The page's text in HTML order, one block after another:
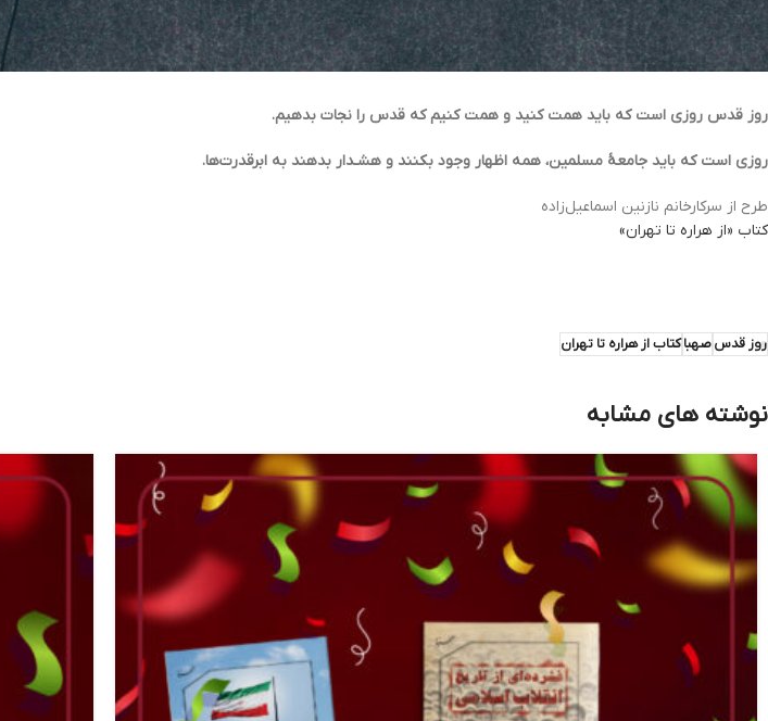
روز قدس روزى است که باید همت کنید و همت کنیم که قدس را نجات بدهیم.
روزى است که باید جامعۀ مسلمین‏، همه اظهار وجود بکنند و هشـدار بدهند به ابرقدرت‌ها.
طرح از سرکارخانم نازنین اسماعیل‌زاده
کتاب «از هراره تا تهران»
روز قدسصهباکتاب از هراره تا تهران
نوشته های مشابه